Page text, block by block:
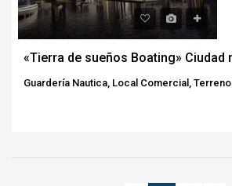
Guardería Nautica, Local Comercial, Terreno